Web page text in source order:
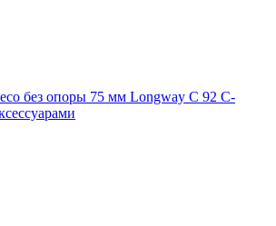
без опоры 75 мм Longway С 92 C-